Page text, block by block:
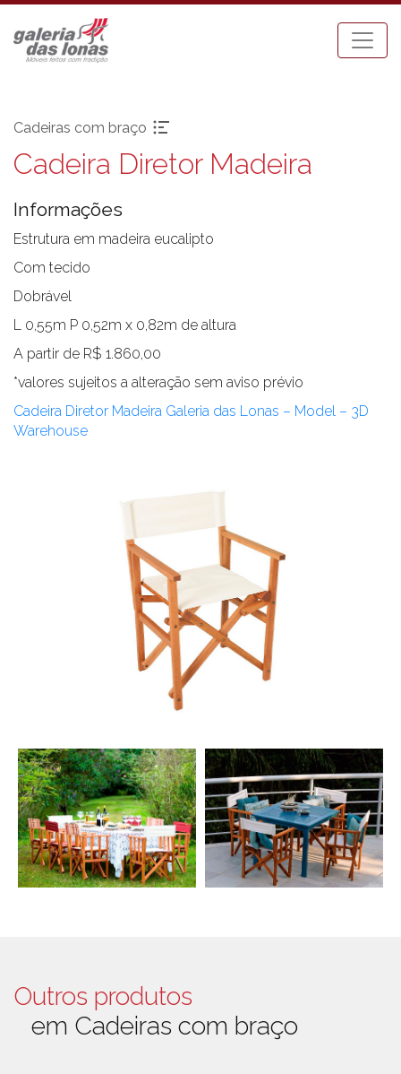
Cadeiras com braço
Pronta-entrega
Aparadores
Balanços
Bancos
Cadeiras sem braço
Chaises
Carro Bar
Espreguiçadeiras
Mesas de Jantar
Puffs
Tenda Riviera
Cadeira Diretor Madeira
Informações
Estrutura em madeira eucalipto
Com tecido
Dobrável
L 0,55m P 0,52m x 0,82m de altura
A partir de R$ 1.860,00
*valores sujeitos a alteração sem aviso prévio
Cadeira Diretor Madeira Galeria das Lonas – Model – 3D
Warehouse
Outros produtos
em Cadeiras com braço